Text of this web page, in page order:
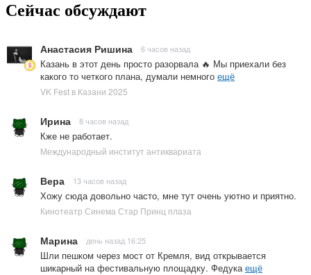
Сейчас обсуждают
Анастасия Ришина 6 часов назад
Казань в этот день просто разорвала 🔥 Мы приехали без
какого то четкого плана, думали немного ещё
VK Fest в Казани 2025
Ирина 8 часов назад
Кже не работает.
Международный институт антиквариата
Вера 13 часов назад
Хожу сюда довольно часто, мне тут очень уютно и приятно.
Кинотеатр Синема Стар Принц плаза
Марина день назад 16:25
Шли пешком через мост от Кремля, вид открывается
шикарный на фестивальную площадку. Федука ещё